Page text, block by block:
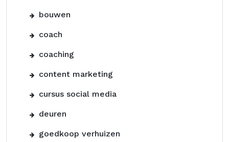
bouwen
coach
coaching
content marketing
cursus social media
deuren
goedkoop verhuizen